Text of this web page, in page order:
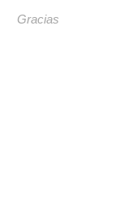
Gracias